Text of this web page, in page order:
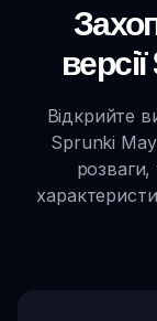
Відкрийте
Sprunki
розваги,